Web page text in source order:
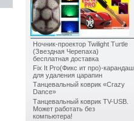
Ночник-проектор Twilight Turtle
(Звездная Черепаха)
бесплатная доставка
Fix It Pro(Фикс ит про)-карандаш
для удаления царапин
Танцевальный коврик «Crazy
Dance»
Танцевальный коврик TV-USB.
Может работать без
компьютера!